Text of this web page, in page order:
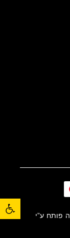
פתח סרגל נגישות
פותח ע”י